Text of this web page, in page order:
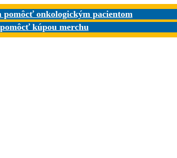
pomôcť onkologickým pacientom
kúpou merchu